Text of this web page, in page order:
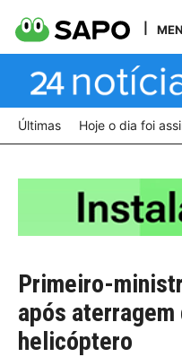
Últimas Hoje o dia foi
Primeiro-
após
helicóptero